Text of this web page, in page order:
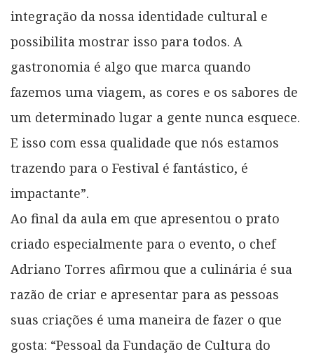
integração da nossa identidade cultural e
possibilita mostrar isso para todos. A
gastronomia é algo que marca quando
fazemos uma viagem, as cores e os sabores de
um determinado lugar a gente nunca esquece.
E isso com essa qualidade que nós estamos
trazendo para o Festival é fantástico, é
impactante”.
Ao final da aula em que apresentou o prato
criado especialmente para o evento, o chef
Adriano Torres afirmou que a culinária é sua
razão de criar e apresentar para as pessoas
suas criações é uma maneira de fazer o que
gosta: “Pessoal da Fundação de Cultura do